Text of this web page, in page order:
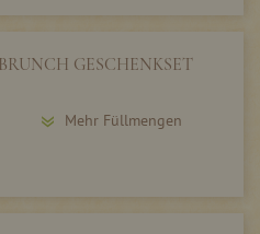
GESCHENKSET
Mehr Füllmengen